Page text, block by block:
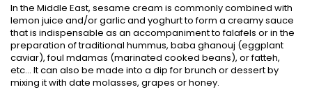
In the Middle East, sesame cream is commonly combined with
lemon juice and/or garlic and yoghurt to form a creamy sauce
that is indispensable as an accompaniment to falafels or in the
preparation of traditional hummus, baba ghanouj (eggplant
caviar), foul mdamas (marinated cooked beans), or fatteh,
etc... It can also be made into a dip for brunch or dessert by
mixing it with date molasses, grapes or honey.